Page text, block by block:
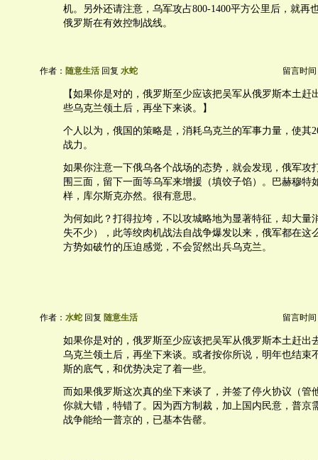
机。另外还请注意，乌军攻占800-1400平方公里后，就再
俄罗斯在有效控制战线。
作者： 随意生活 回复 水蛇 留言时间
【如果你是对的，俄罗斯至少应该把吴军从俄罗斯本土赶
些乌克兰领土后，再坐下来谈。】
个人以为，俄国的策略是，消耗乌克兰的军事力量，使其
战力。
如果你注意一下俄乌各个战场的态势，就会发现，俄军攻
围三面，留下一面等乌军来增援（填饺子馅）。巴赫穆特
样，库尔斯克亦然。很有意思。
为何如此？打得拉垮，不以攻城略地为显著特征，却大量
失不少），此等绞肉机战法自战争爆发以来，俄军都在这
方势如破竹的压迫感觉，不会贸然出兵乌克兰。
作者： 水蛇 回复 随意生活 留言时间
如果你是对的，俄罗斯至少应该把吴军从俄罗斯本土赶出
乌克兰领土后，再坐下来谈。或者按你所说，明年也结束
斯的底气，和优势决定了着一些。
而如果俄罗斯这次真的坐下来谈了，并签了停火协议（管
你就大错，特错了。因为西方制裁，加上国内民意，普京
战争能给一普京的，已基本告罄。